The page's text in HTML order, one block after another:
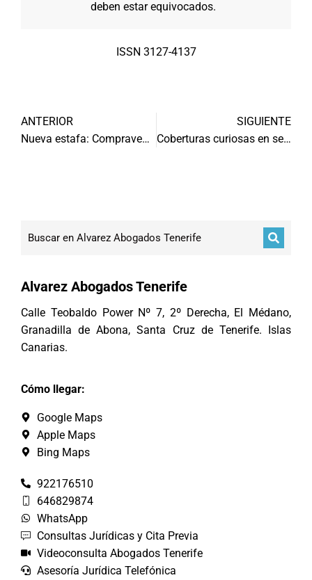
deben estar equivocados.
ISSN 3127-4137
ANTERIOR
Nueva estafa: Compraventa de vehículos
SIGUIENTE
Coberturas curiosas en seguro de coche
Alvarez Abogados Tenerife
Calle Teobaldo Power Nº 7, 2º Derecha, El Médano,
Granadilla de Abona, Santa Cruz de Tenerife. Islas
Canarias.
Cómo llegar:
Google Maps
Apple Maps
Bing Maps
922176510
646829874
WhatsApp
Consultas Jurídicas y Cita Previa
Videoconsulta Abogados Tenerife
Asesoría Jurídica Telefónica